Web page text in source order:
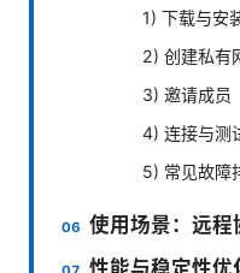
1) 下载与安
2) 创建私有
3) 邀请成员
4) 连接与测
5) 常见故障
使用场景：远程
性能与稳定性优